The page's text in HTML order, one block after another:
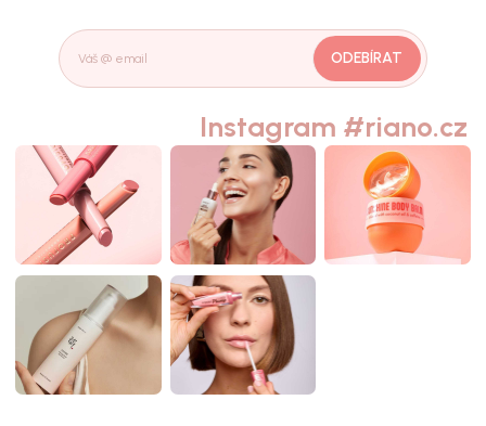
ODEBÍRAT
Instagram #riano.cz